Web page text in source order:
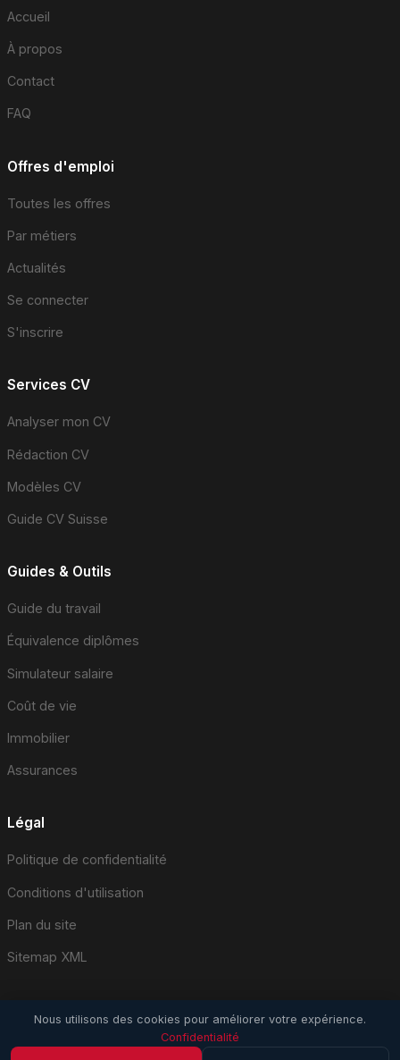
Accueil
À propos
Contact
FAQ
Offres d'emploi
Toutes les offres
Par métiers
Actualités
Se connecter
S'inscrire
Services CV
Analyser mon CV
Rédaction CV
Modèles CV
Guide CV Suisse
Guides & Outils
Guide du travail
Équivalence diplômes
Simulateur salaire
Coût de vie
Immobilier
Assurances
Légal
Politique de confidentialité
Conditions d'utilisation
Plan du site
Sitemap XML
© 2026 EmploiSuisse.com. Tous droits réservés.
Nous utilisons des cookies pour améliorer votre expérience.
Confidentialité